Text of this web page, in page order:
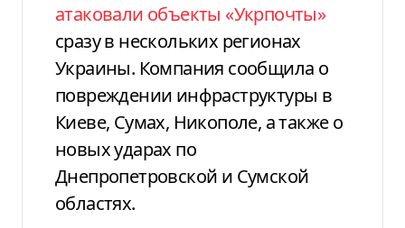
атаковали объекты «Укрпочты»
сразу в нескольких регионах
Украины. Компания сообщила о
повреждении инфраструктуры в
Киеве, Сумах, Никополе, а также о
новых ударах по
Днепропетровской и Сумской
областях.